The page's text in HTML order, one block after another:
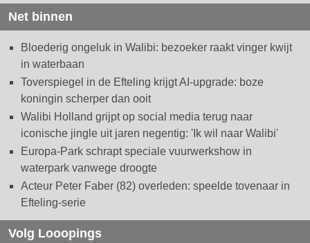
Net binnen
Bloederig ongeluk in Walibi: bezoeker raakt vinger kwijt
in waterbaan
Toverspiegel in de Efteling krijgt AI-upgrade: boze
koningin scherper dan ooit
Walibi Holland grijpt op social media terug naar
iconische jingle uit jaren negentig: 'Ik wil naar Walibi'
Europa-Park schrapt speciale vuurwerkshow in
waterpark vanwege droogte
Acteur Peter Faber (82) overleden: speelde tovenaar in
Efteling-serie
Volg Looopings